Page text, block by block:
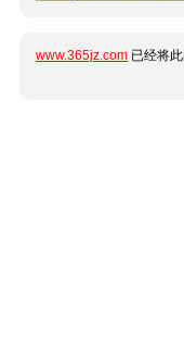
www.365jz.com 已经将